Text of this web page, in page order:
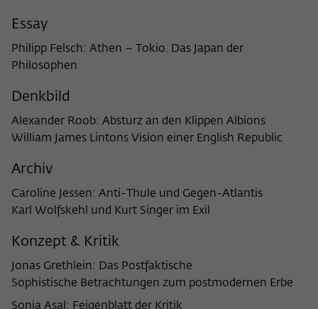
Essay
Philipp Felsch: Athen – Tokio. Das Japan der
Philosophen
Denkbild
Alexander Roob: Absturz an den Klippen Albions
William James Lintons Vision einer English Republic
Archiv
Caroline Jessen: Anti-Thule und Gegen-Atlantis
Karl Wolfskehl und Kurt Singer im Exil
Konzept & Kritik
Jonas Grethlein: Das Postfaktische
Sophistische Betrachtungen zum postmodernen Erbe
Sonja Asal: Feigenblatt der Kritik